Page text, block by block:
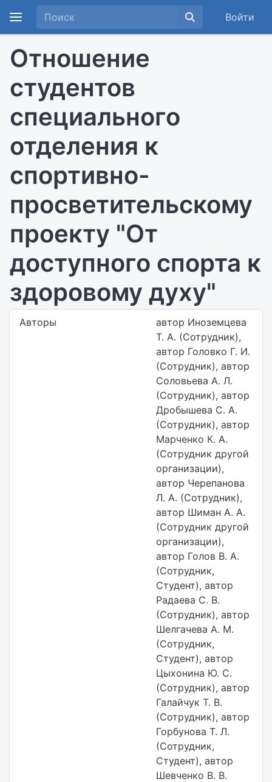
Войти
Отношение
студентов
специального
отделения к
спортивно-
просветительскому
проекту "От
доступного спорта к
здоровому духу"
Авторы
автор Иноземцева
Т. А. (Сотрудник),
автор Головко Г. И.
(Сотрудник), автор
Соловьева А. Л.
(Сотрудник), автор
Дробышева С. А.
(Сотрудник), автор
Марченко К. А.
(Сотрудник другой
организации),
автор Черепанова
Л. А. (Сотрудник),
автор Шиман А. А.
(Сотрудник другой
организации),
автор Голов В. А.
(Сотрудник,
Студент), автор
Радаева С. В.
(Сотрудник), автор
Шелгачева А. М.
(Сотрудник,
Студент), автор
Цыхонина Ю. С.
(Сотрудник), автор
Галайчук Т. В.
(Сотрудник), автор
Горбунова Т. Л.
(Сотрудник,
Студент), автор
Шевченко В. В.